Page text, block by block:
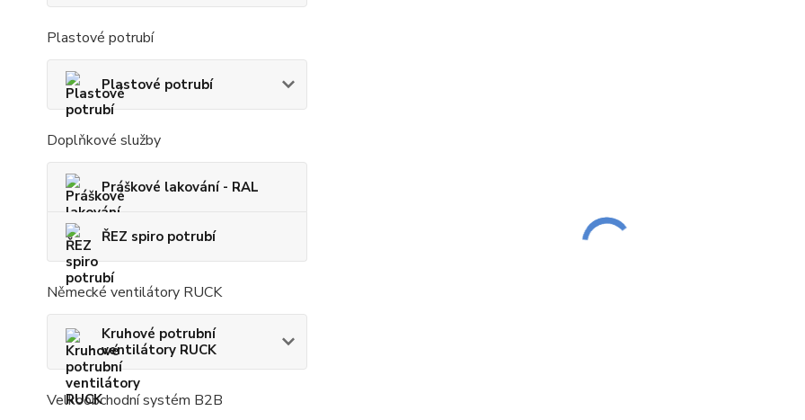
Plastové potrubí
Plastové potrubí
Doplňkové služby
Práškové lakování - RAL
ŘEZ spiro potrubí
Německé ventilátory RUCK
Kruhové potrubní
ventilátory RUCK
Velkoobchodní systém B2B